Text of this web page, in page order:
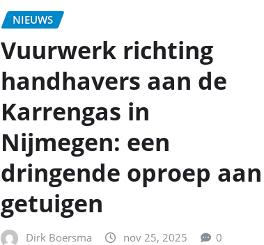
NIEUWS
Vuurwerk richting
handhavers aan de
Karrengas in
Nijmegen: een
dringende oproep aan
getuigen
Dirk Boersma nov 25, 2025 0